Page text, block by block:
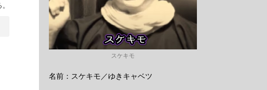
スケキモ
名前：スケキモ／ゆきキャベツ